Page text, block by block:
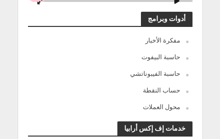
أدوات وبرامج
مفكرة الأخبار
حاسبة البيفوت
حاسبة الفيبوناتشي
حساب النقطة
محول العملات
خدمات إف إكس أرابيا